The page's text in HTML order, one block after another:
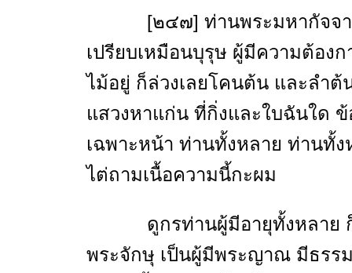
[๒๔๗] ท่านพระมหากัจจานะ
เปรียบเหมือนบุรุษ ผู้มีความต้อง
ไม้อยู่ ก็ล่วงเลยโคนต้น และลำ
แสวงหาแก่น ที่กิ่งและใบฉันใด
เฉพาะหน้า ท่านทั้งหลาย ท่านทั้ง
ไต่ถามเนื้อความนี้กะผม
ดูกรท่านผู้มีอายุทั้งหลาย ก็พ
พระจักษุ เป็นผู้มีพระญาณ มีธรรม